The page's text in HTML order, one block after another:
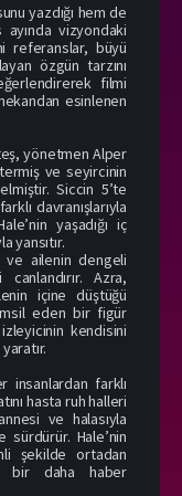
yazdığı hem de
ayında vizyondaki
referanslar, büyü
özgün tarzını
filmi
esinlenen
yönetmen Alper
ve seyircinin
Siccin 5’te
davranışlarıyla
yaşadığı iç
yansıtır.
ve ailenin dengeli
Azra,
içine düştüğü
eden bir figür
kendisini
insanlardan farklı
hasta ruh halleri
ve halasıyla
Hale’nin
şekilde ortadan
bir daha haber